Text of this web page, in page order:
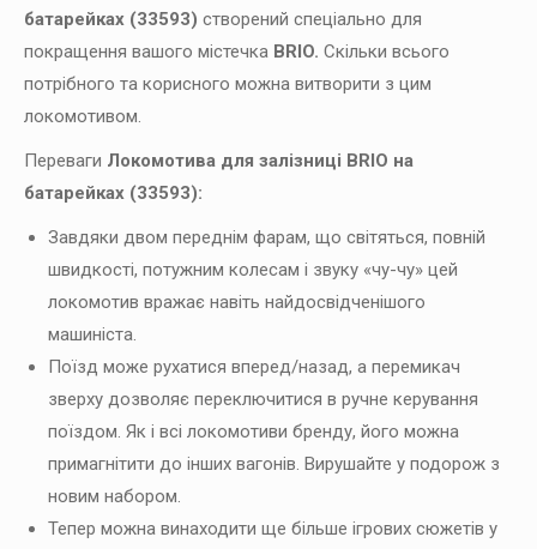
батарейках (33593) створений спеціально для
покращення вашого містечка BRIO. Скільки всього
потрібного та корисного можна витворити з цим
локомотивом.
Переваги Локомотива для залізниці BRIO на
батарейках (33593):
Завдяки двом переднім фарам, що світяться, повній
швидкості, потужним колесам і звуку «чу-чу» цей
локомотив вражає навіть найдосвідченішого
машиніста.
Поїзд може рухатися вперед/назад, а перемикач
зверху дозволяє переключитися в ручне керування
поїздом. Як і всі локомотиви бренду, його можна
примагнітити до інших вагонів. Вирушайте у подорож з
новим набором.
Тепер можна винаходити ще більше ігрових сюжетів у